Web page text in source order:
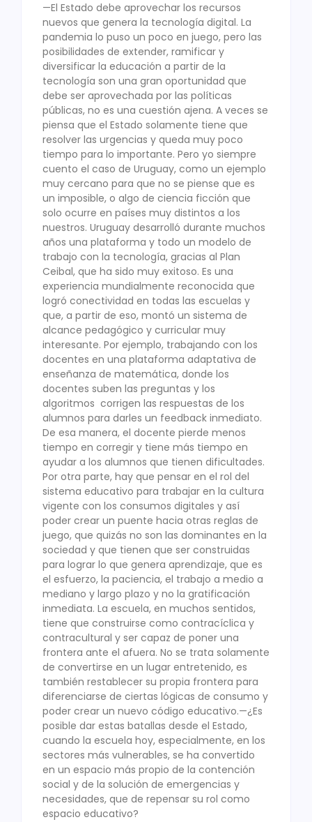
—El Estado debe aprovechar los recursos
nuevos que genera la tecnología digital. La
pandemia lo puso un poco en juego, pero las
posibilidades de extender, ramificar y
diversificar la educación a partir de la
tecnología son una gran oportunidad que
debe ser aprovechada por las políticas
públicas, no es una cuestión ajena. A veces se
piensa que el Estado solamente tiene que
resolver las urgencias y queda muy poco
tiempo para lo importante. Pero yo siempre
cuento el caso de Uruguay, como un ejemplo
muy cercano para que no se piense que es
un imposible, o algo de ciencia ficción que
solo ocurre en países muy distintos a los
nuestros. Uruguay desarrolló durante muchos
años una plataforma y todo un modelo de
trabajo con la tecnología, gracias al Plan
Ceibal, que ha sido muy exitoso. Es una
experiencia mundialmente reconocida que
logró conectividad en todas las escuelas y
que, a partir de eso, montó un sistema de
alcance pedagógico y curricular muy
interesante. Por ejemplo, trabajando con los
docentes en una plataforma adaptativa de
enseñanza de matemática, donde los
docentes suben las preguntas y los
algoritmos corrigen las respuestas de los
alumnos para darles un feedback inmediato.
De esa manera, el docente pierde menos
tiempo en corregir y tiene más tiempo en
ayudar a los alumnos que tienen dificultades.
Por otra parte, hay que pensar en el rol del
sistema educativo para trabajar en la cultura
vigente con los consumos digitales y así
poder crear un puente hacia otras reglas de
juego, que quizás no son las dominantes en la
sociedad y que tienen que ser construidas
para lograr lo que genera aprendizaje, que es
el esfuerzo, la paciencia, el trabajo a medio a
mediano y largo plazo y no la gratificación
inmediata. La escuela, en muchos sentidos,
tiene que construirse como contracíclica y
contracultural y ser capaz de poner una
frontera ante el afuera. No se trata solamente
de convertirse en un lugar entretenido, es
también restablecer su propia frontera para
diferenciarse de ciertas lógicas de consumo y
poder crear un nuevo código educativo.—¿Es
posible dar estas batallas desde el Estado,
cuando la escuela hoy, especialmente, en los
sectores más vulnerables, se ha convertido
en un espacio más propio de la contención
social y de la solución de emergencias y
necesidades, que de repensar su rol como
espacio educativo?